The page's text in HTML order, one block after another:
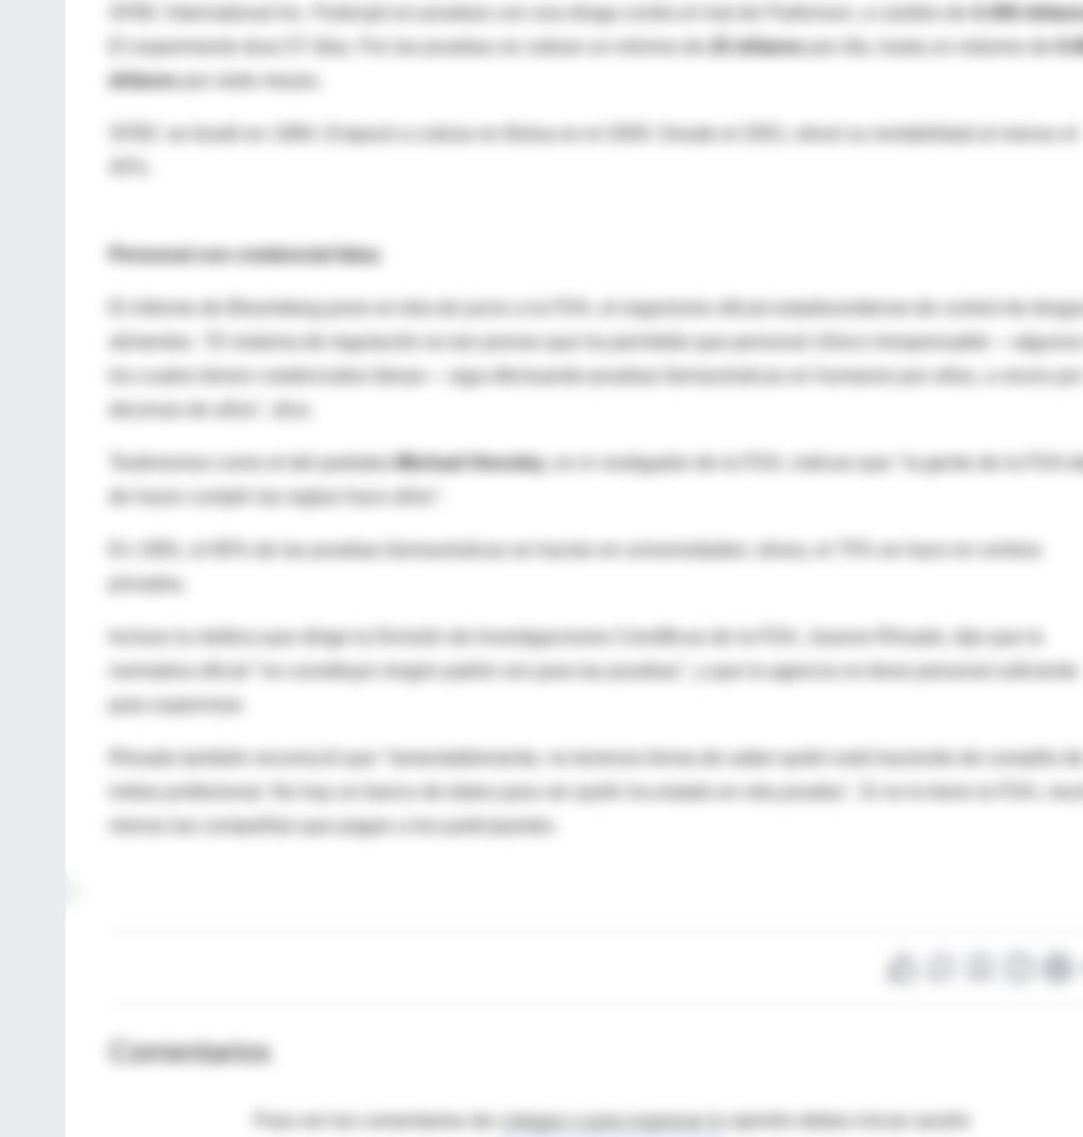
SFBC International Inc. Participó en pruebas con una droga contra el mal de Parkinson, a cambio de
4.300
25 dólares
dólares
SFBC se fundó en 1984. Empezó a cotizar en Bolsa en el 2000. Desde el 2001, elevó su rentabilidad al menos el
Personal con credencial falsa
El informe de Bloomberg pone en tela de juicio a la FDA, el organismo oficial estadounidense de control de
alimentos. "El sistema de regulación es tan poroso que ha permitido que personal clínico irresponsable
los cuales tienen credenciales falsas— siga efectuando pruebas farmacéuticas en humanos por años, a veces por
Michael Hensley
, ex in vestigador de la FDA, indican que "la gente de la FDA
de hacer cumplir las reglas hace años".
Incluso la médica que dirige la División de Investigaciones Científicas de la FDA, Joanne Rhoads, dijo que la
normativa oficial "no constituye ningún patrón oro para las pruebas", y que la agencia no tiene personal suficiente
para supervisar.
menos las compañías que pagan a los participantes.
Comentarios
Para ver los comentarios de colegas o para expresar tu opinión debes iniciar sesión